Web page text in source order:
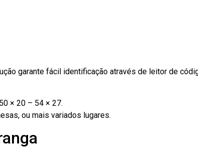
garante fácil identificação através de leitor de
× 20 – 54 × 27.
ou mais variados lugares.